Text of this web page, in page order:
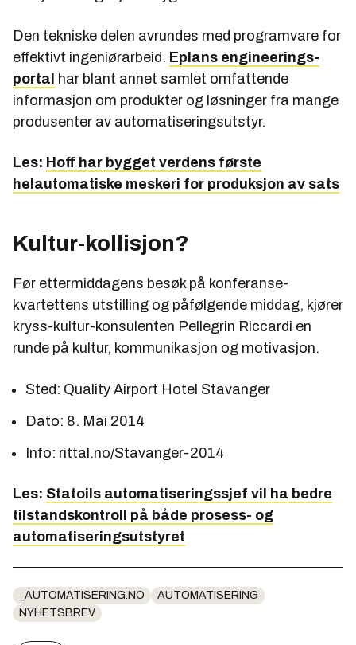
Den tekniske delen avrundes med programvare for
effektivt ingeniørarbeid. Eplans engineerings-
portal har blant annet samlet omfattende
informasjon om produkter og løsninger fra mange
produsenter av automatiseringsutstyr.
Les: Hoff har bygget verdens første
helautomatiske meskeri for produksjon av sats
Kultur-kollisjon?
Før ettermiddagens besøk på konferanse-
kvartettens utstilling og påfølgende middag, kjører
kryss-kultur-konsulenten Pellegrin Riccardi en
runde på kultur, kommunikasjon og motivasjon.
Sted: Quality Airport Hotel Stavanger
Dato: 8. Mai 2014
Info: rittal.no/Stavanger-2014
Les: Statoils automatiseringssjef vil ha bedre
tilstandskontroll på både prosess- og
automatiseringsutstyret
_AUTOMATISERING.NO
AUTOMATISERING
NYHETSBREV